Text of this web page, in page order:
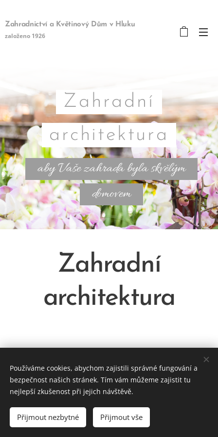
Zahradnictví a Květinový Dům v Hluku
založeno 1926
Zahradní
architektura
aby Vaše zahrada byla skvělým
domovem
Zahradní
architektura
© 2024 Zahradnictví a Květinový Dům v Hluku / 100 let
zahradnické tradice
Vytvořeno službou Webnode
Používáme cookies, abychom zajistili správné fungování a
bezpečnost našich stránek. Tím vám můžeme zajistit tu
nejlepší zkušenost při jejich návštěvě.
Přijmout nezbytné Přijmout vše